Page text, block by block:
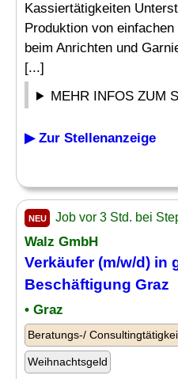
Kassiertätigkeiten
Produktion von
beim Anrichten und
[...]
MEHR INFOS ZUM
▶ Zur Stellenanzeige
NEU Job vor 3 Std. bei
Walz GmbH
Verkäufer (m/w/d) in
Beschäftigung Graz
• Graz
Beratungs-/
Weihnachtsgeld